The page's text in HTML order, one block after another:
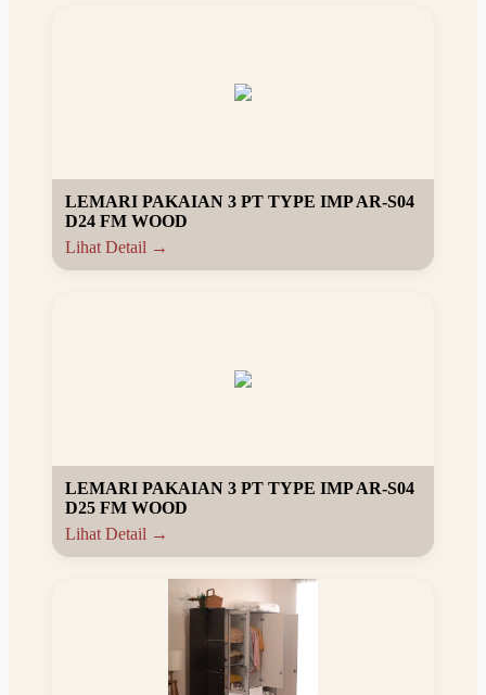
LEMARI PAKAIAN 3 PT TYPE IMP AR-S04
D24 FM WOOD
Lihat Detail →
LEMARI PAKAIAN 3 PT TYPE IMP AR-S04
D25 FM WOOD
Lihat Detail →